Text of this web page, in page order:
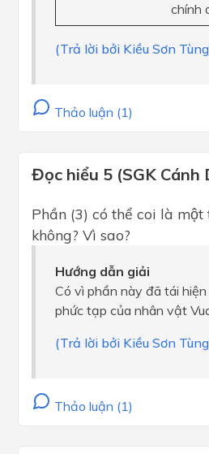
chính
(Trả lời bởi Kiều Sơn
Thảo luận (1)
Đọc hiểu 5 (SGK Cánh
Phần (3) có thể coi là
không? Vì sao?
Hướng dẫn giải
Có vì phần này đã tái
phức tạp của nhân vật
(Trả lời bởi Kiều Sơn
Thảo luận (1)